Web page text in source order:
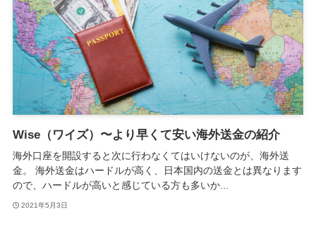
Wise（ワイズ）〜より早くて安い海外送金の紹介
海外口座を開設すると次に行わなくてはいけないのが、海外送
金。 海外送金はハードルが高く、日本国内の送金とは異なります
ので、ハードルが高いと感じている方も多いか...
2021年5月3日